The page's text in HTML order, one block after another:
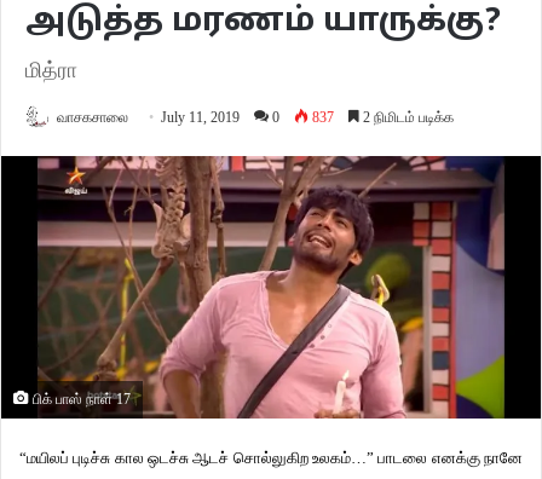
அடுத்த மரணம் யாருக்கு?
மித்ரா
வாசகசாலை July 11, 2019 0 837 2 நிமிடம் படிக்க
பிக் பாஸ் நாள் 17
“மயிலப் புடிச்சு கால ஒடச்சு ஆடச் சொல்லுகிற உலகம்…” பாடலை எனக்கு நானே